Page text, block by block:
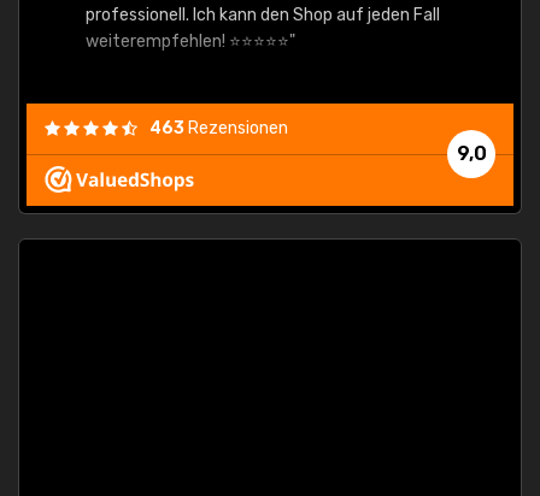
professionell. Ich kann den Shop auf jeden Fall
weiterempfehlen! ⭐⭐⭐⭐⭐"
9,0
463 Rezensionen